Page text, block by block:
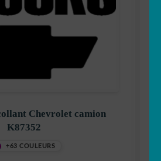
Chevrolet camion
K87352
+63 COULEURS